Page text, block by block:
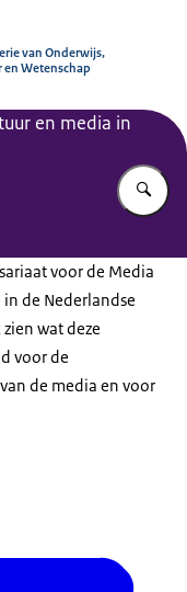
van Onderwijs,
en Wetenschap
en media in
voor de Media
de Nederlandse
wat deze
voor de
de media en voor